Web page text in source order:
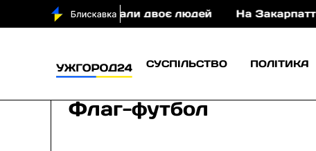
постраждали двоє людей На Закарпатті
СУСПІЛЬСТВО ПОЛІТИКА
Флаг-футбол